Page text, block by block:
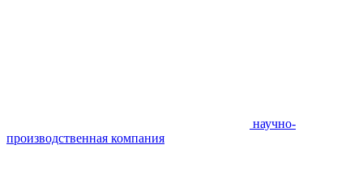
научно-
производственная компания